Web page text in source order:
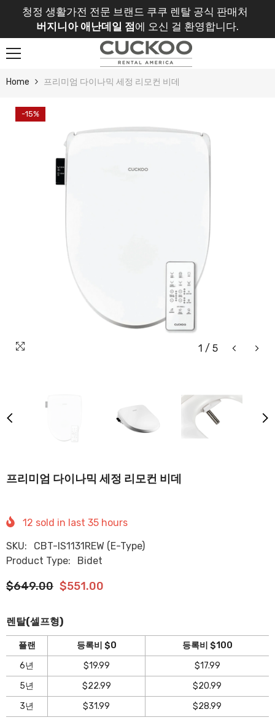
Skip To Content
청정 생활가전 전문 브랜드 쿠쿠 렌탈 공식 판매처
버지니아 애난데일 점에 오신 걸 환영합니다.
Home 프리미엄 다이나믹 세정 리모컨 비데
-15%
1 / 5
프리미엄 다이나믹 세정 리모컨 비데
12 sold in last 35 hours
SKU:
CBT-IS1131REW (E-Type)
Product Type:
Bidet
$649.00 $551.00
렌탈(셀프형)
플랜 등록비 $0
등록비 $100
6년
$19.99
$17.99
5년
$22.99
$20.99
3년
$31.99 $28.99